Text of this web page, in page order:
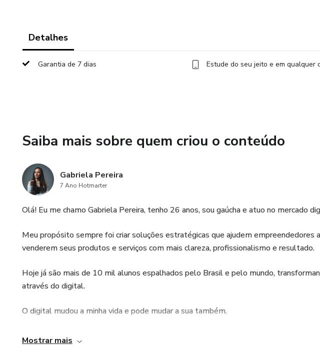
Detalhes
Garantia de 7 dias Estude do seu jeito e em qualquer
Saiba mais sobre quem criou o conteúdo
Gabriela Pereira
7 Ano Hotmarter
Olá! Eu me chamo Gabriela Pereira, tenho 26 anos, sou gaúcha e atuo no mercado
Meu propósito sempre foi criar soluções estratégicas que ajudem empreendedores
venderem seus produtos e serviços com mais clareza, profissionalismo e resultado.
Hoje já são mais de 10 mil alunos espalhados pelo Brasil e pelo mundo,
através do digital.
O digital mudou a minha vida e pode mudar a sua também.
Te convido a me acompanhar no Instagram, no perfil @eu.gabipereira, para conhecer
Mostrar mais